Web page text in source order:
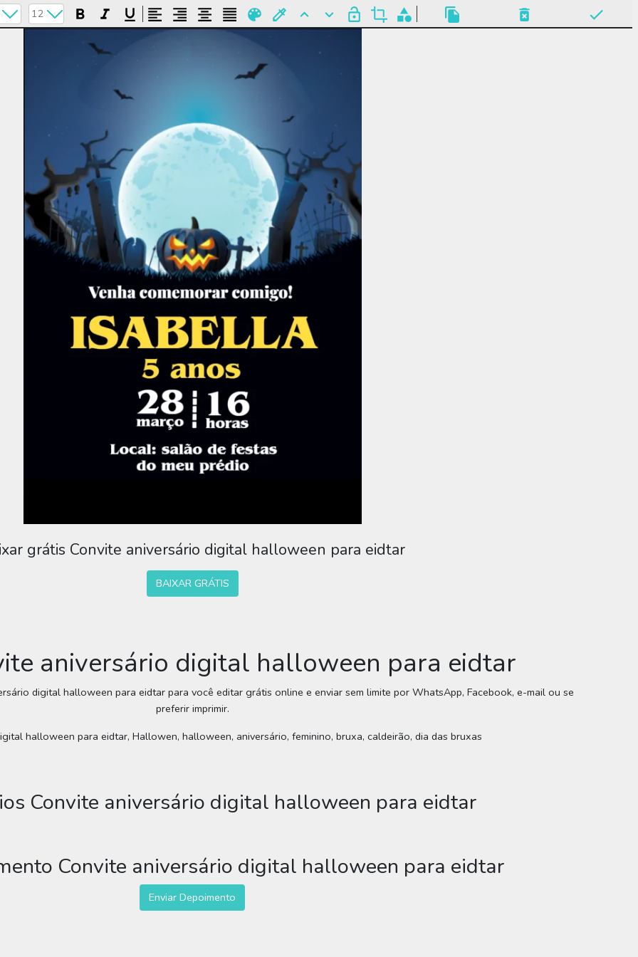
grátis Convite aniversário digital halloween para eidtar
BAIXAR GRÁTIS
aniversário digital halloween para eidtar
digital halloween para eidtar para você editar grátis online e enviar sem limite por WhatsApp, Facebook, e-mail ou se
preferir imprimir.
halloween para eidtar, Hallowen, halloween, aniversário, feminino, bruxa, caldeirão, dia das bruxas
Convite aniversário digital halloween para eidtar
Convite aniversário digital halloween para eidtar
Enviar Depoimento